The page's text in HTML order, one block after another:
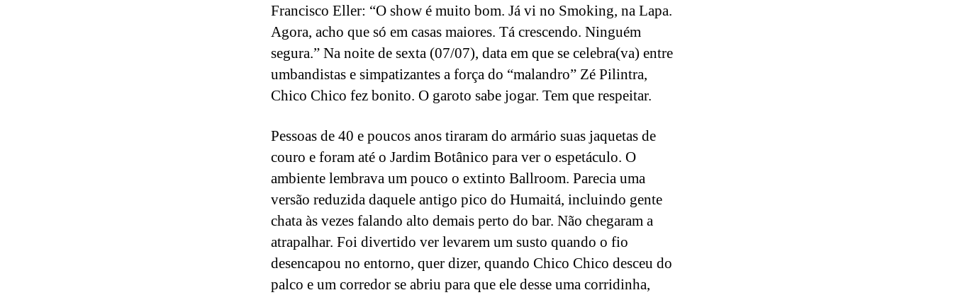
Francisco Eller: “O show é muito bom. Já vi no Smoking, na Lapa.
Agora, acho que só em casas maiores. Tá crescendo. Ninguém
segura.” Na noite de sexta (07/07), data em que se celebra(va) entre
umbandistas e simpatizantes a força do “malandro” Zé Pilintra,
Chico Chico fez bonito. O garoto sabe jogar. Tem que respeitar.
Pessoas de 40 e poucos anos tiraram do armário suas jaquetas de
couro e foram até o Jardim Botânico para ver o espetáculo. O
ambiente lembrava um pouco o extinto Ballroom. Parecia uma
versão reduzida daquele antigo pico do Humaitá, incluindo gente
chata às vezes falando alto demais perto do bar. Não chegaram a
atrapalhar. Foi divertido ver levarem um susto quando o fio
desencapou no entorno, quer dizer, quando Chico Chico desceu do
palco e um corredor se abriu para que ele desse uma corridinha,